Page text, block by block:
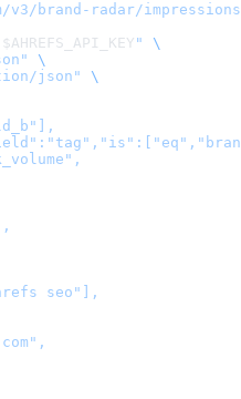
brand-radar/
$AHREFS_API_KEY "
\
\
json"
\
seo"],